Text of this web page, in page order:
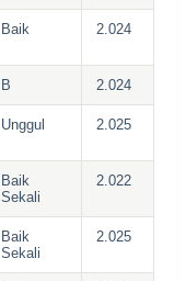
Baik 2.024
B 2.024
Unggul 2.025
Baik
Sekali
2.022
Baik
Sekali
2.025